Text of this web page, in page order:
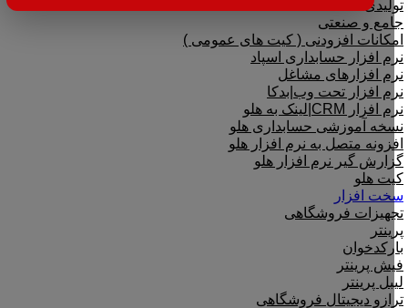
تولیدی
جامع و صنعتی
امکانات افزودنی ( کیت های عمومی )
نرم افزار حسابداری اسپاد
نرم افزارهای مشاغل
نرم افزار تحت وب|بدکا
نرم افزار CRM|لینک به هلو
نسخه آموزشی حسابداری هلو
افزونه متصل به نرم افزار هلو
گزارش گیر نرم افزار هلو
کیت هلو
سخت افزار
تجهیزات فروشگاهی
پرینتر
بارکدخوان
فیش پرینتر
لیبل پرینتر
ترازو دیجیتال فروشگاهی